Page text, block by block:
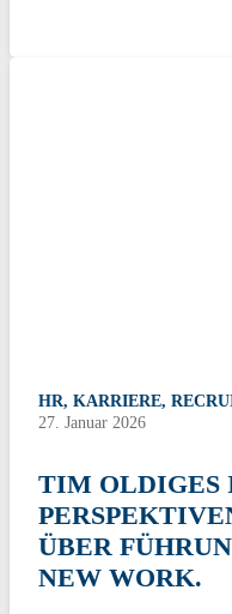
HR, KARRIERE,
27. Januar 2026
TIM OLDIGES
ÜBER
NEW WORK.